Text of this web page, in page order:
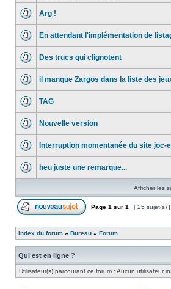
Arg !
En attendant l'implémentation de
Des trucs qui clignotent
il manque Zargos dans la liste des
TAG
Nouvelle version
Interruption momentanée du site joc-
heu juste une remarque...
Afficher les
Page 1 sur 1 [ 25 sujet(s) ]
Index du forum » Bureau » Forum
Qui est en ligne ?
Utilisateur(s) parcourant ce forum : Aucun utilisateur